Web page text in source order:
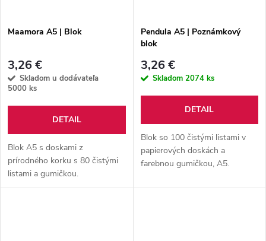
Maamora A5 | Blok
3,26 €
Skladom u dodávateľa
5000 ks
DETAIL
Blok A5 s doskami z
prírodného korku s 80 čistými
listami a gumičkou.
Pendula A5 | Poznámkový
blok
3,26 €
Skladom 2074 ks
DETAIL
Blok so 100 čistými listami v
papierových doskách a
farebnou gumičkou, A5.